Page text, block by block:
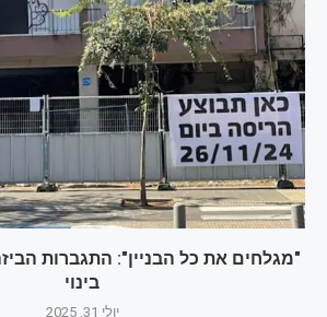
"מגלחים את כל הבניין": התגברות
בינוי
יולי 31, 2025